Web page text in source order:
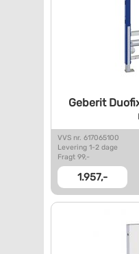
Geberit
VVS nr. 617065100
Levering 1-2 dage
Fragt 99,-
1.957,-